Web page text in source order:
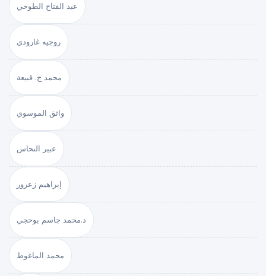
عبد الفتاح الطوخي
روجيه غارودي
محمد ج. قبيعة
واثق الموسوي
عبير النحاس
إبراهيم زعرور
د.محمد جاسم بوحجي
محمد الماغوط